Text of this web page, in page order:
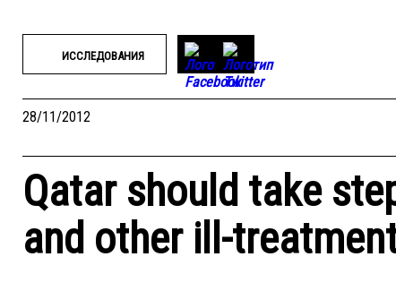
ИССЛЕДОВАНИЯ
28/11/2012
Qatar should take
and other ill-